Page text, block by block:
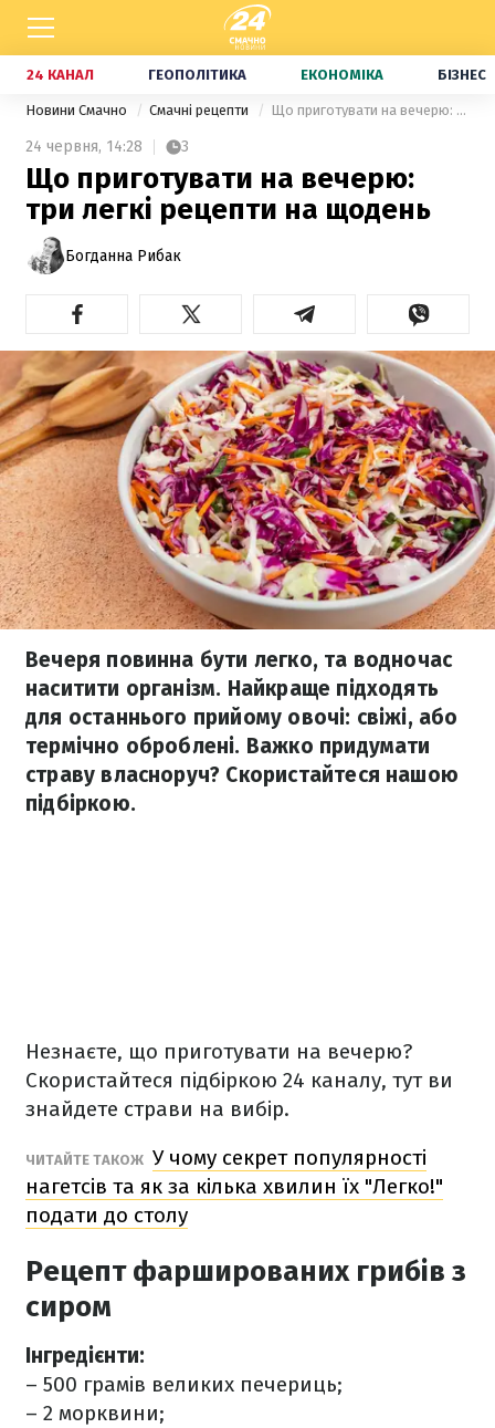
24 КАНАЛ ГЕОПОЛІТИКА ЕКОНОМІКА БІЗНЕС
Новини Смачно Смачні рецепти Що приготувати на вечерю: три легкі рецепти на щодень
24 червня, 14:28 3
Що приготувати на вечерю:
три легкі рецепти на щодень
Богданна Рибак
Вечеря повинна бути легко, та водночас
наситити організм. Найкраще підходять
для останнього прийому овочі: свіжі, або
термічно оброблені. Важко придумати
страву власноруч? Скористайтеся нашою
підбіркою.
Незнаєте, що приготувати на вечерю?
Скористайтеся підбіркою 24 каналу, тут ви
знайдете страви на вибір.
ЧИТАЙТЕ ТАКОЖ У чому секрет популярності
нагетсів та як за кілька хвилин їх "Легко!"
подати до столу
Рецепт фаршированих грибів з
сиром
Інгредієнти:
– 500 грамів великих печериць;
– 2 морквини;